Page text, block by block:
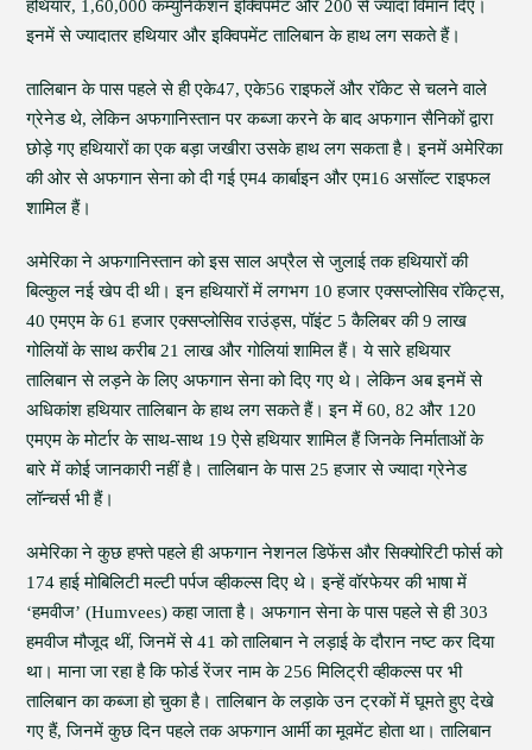
हथियार, 1,60,000 कम्युनिकेशन इक्विपमेंट और 200 से ज्यादा विमान दिए।
इनमें से ज्यादातर हथियार और इक्विपमेंट तालिबान के हाथ लग सकते हैं।
तालिबान के पास पहले से ही एके47, एके56 राइफलें और रॉकेट से चलने वाले
ग्रेनेड थे, लेकिन अफगानिस्तान पर कब्जा करने के बाद अफगान सैनिकों द्वारा
छोड़े गए हथियारों का एक बड़ा जखीरा उसके हाथ लग सकता है। इनमें अमेरिका
की ओर से अफगान सेना को दी गई एम4 कार्बाइन और एम16 असॉल्ट राइफल
शामिल हैं।
अमेरिका ने अफगानिस्तान को इस साल अप्रैल से जुलाई तक हथियारों की
बिल्कुल नई खेप दी थी। इन हथियारों में लगभग 10 हजार एक्सप्लोसिव रॉकेट्स,
40 एमएम के 61 हजार एक्सप्लोसिव राउंड्स, पॉइंट 5 कैलिबर की 9 लाख
गोलियों के साथ करीब 21 लाख और गोलियां शामिल हैं। ये सारे हथियार
तालिबान से लड़ने के लिए अफगान सेना को दिए गए थे। लेकिन अब इनमें से
अधिकांश हथियार तालिबान के हाथ लग सकते हैं। इन में 60, 82 और 120
एमएम के मोर्टार के साथ-साथ 19 ऐसे हथियार शामिल हैं जिनके निर्माताओं के
बारे में कोई जानकारी नहीं है। तालिबान के पास 25 हजार से ज्यादा ग्रेनेड
लॉन्चर्स भी हैं।
अमेरिका ने कुछ हफ्ते पहले ही अफगान नेशनल डिफेंस और सिक्योरिटी फोर्स को
174 हाई मोबिलिटी मल्टी पर्पज व्हीकल्स दिए थे। इन्हें वॉरफेयर की भाषा में
‘हमवीज’ (Humvees) कहा जाता है। अफगान सेना के पास पहले से ही 303
हमवीज मौजूद थीं, जिनमें से 41 को तालिबान ने लड़ाई के दौरान नष्ट कर दिया
था। माना जा रहा है कि फोर्ड रेंजर नाम के 256 मिलिट्री व्हीकल्स पर भी
तालिबान का कब्जा हो चुका है। तालिबान के लड़ाके उन ट्रकों में घूमते हुए देखे
गए हैं, जिनमें कुछ दिन पहले तक अफगान आर्मी का मूवमेंट होता था। तालिबान